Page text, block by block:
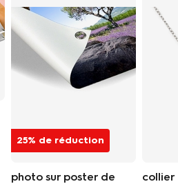
25% de réduction
photo sur poster de
collier